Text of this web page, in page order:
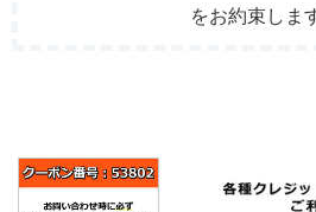
をお約束しま